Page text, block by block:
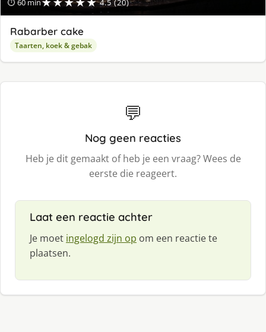
⏱ 60 min 4.5 (20)
Rabarber cake
Taarten, koek & gebak
💬
Nog geen reacties
Heb je dit gemaakt of heb je een vraag? Wees de
eerste die reageert.
Laat een reactie achter
Je moet ingelogd zijn op om een reactie te
plaatsen.